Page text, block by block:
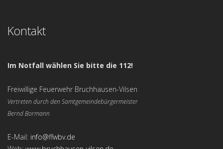
Kontakt
Im Notfall wählen Sie bitte die 112!
Freiwillige Feuerwehr Bruchhausen-Vilsen
Vertreten durch den Samtgemeindebürgermeister
Bernd Bormann
E-Mail: info@ffwbv.de